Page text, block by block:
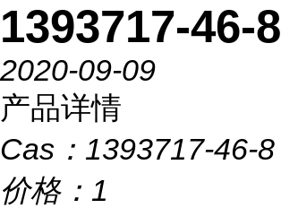
1393717-46-8
2020-09-09
产品详情
Cas： 1393717-46-8
价格： 1